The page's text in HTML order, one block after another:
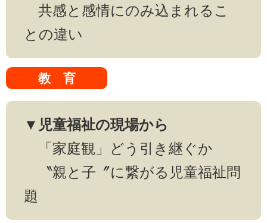
共感と感情にのみ込まれるこ
との違い
教 育
▼児童福祉の現場から
「家庭観」どう引き継ぐか
〝親と子〞に繋がる児童福祉問
題